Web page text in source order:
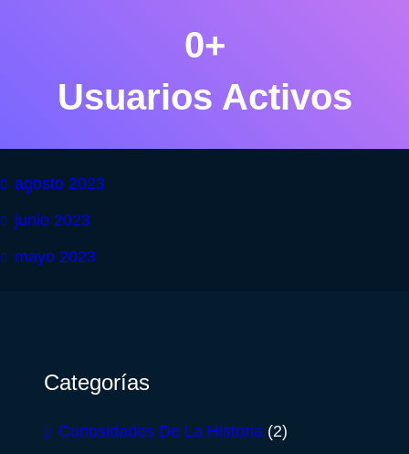
0+
Usuarios Activos
agosto 2023
junio 2023
mayo 2023
Categorías
Curiosidades De La Historia (2)